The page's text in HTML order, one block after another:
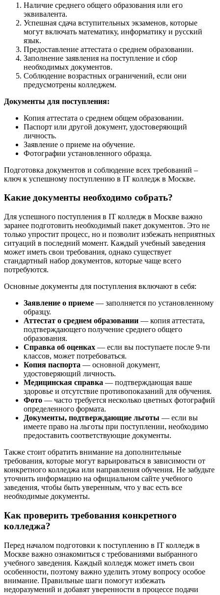
Наличие среднего общего образования или его
эквивалента.
Успешная сдача вступительных экзаменов, которые
могут включать математику, информатику и русский
язык.
Предоставление аттестата о среднем образовании.
Заполнение заявления на поступление и сбор
необходимых документов.
Соблюдение возрастных ограничений, если они
предусмотрены колледжем.
Документы для поступления:
Копия аттестата о среднем общем образовании.
Паспорт или другой документ, удостоверяющий
личность.
Заявление о приеме на обучение.
Фотографии установленного образца.
Подготовка документов и соблюдение всех требований –
ключ к успешному поступлению в IT колледж в Москве.
Какие документы необходимо собрать?
Для успешного поступления в IT колледж в Москве важно
заранее подготовить необходимый пакет документов. Это не
только упростит процесс, но и позволит избежать неприятных
ситуаций в последний момент. Каждый учебный заведения
может иметь свои требования, однако существует
стандартный набор документов, которые чаще всего
потребуются.
Основные документы для поступления включают в себя:
Заявление о приеме — заполняется по установленному
образцу.
Аттестат о среднем образовании — копия аттестата,
подтверждающего получение среднего общего
образования.
Справка об оценках — если вы поступаете после 9-ти
классов, может потребоваться.
Копия паспорта — основной документ,
удостоверяющий личность.
Медицинская справка — подтверждающая ваше
здоровье и отсутствие противопоказаний для обучения.
Фото — часто требуется несколько цветных фотографий
определенного формата.
Документы, подтверждающие льготы — если вы
имеете право на льготы при поступлении, необходимо
предоставить соответствующие документы.
Также стоит обратить внимание на дополнительные
требования, которые могут варьироваться в зависимости от
конкретного колледжа или направления обучения. Не забудьте
уточнить информацию на официальном сайте учебного
заведения, чтобы быть уверенным, что у вас есть все
необходимые документы.
Как проверить требования конкретного
колледжа?
Перед началом подготовки к поступлению в IT колледж в
Москве важно ознакомиться с требованиями выбранного
учебного заведения. Каждый колледж может иметь свои
особенности, поэтому важно уделить этому вопросу особое
внимание. Правильные шаги помогут избежать
недоразумений и добавят уверенности в процессе подачи